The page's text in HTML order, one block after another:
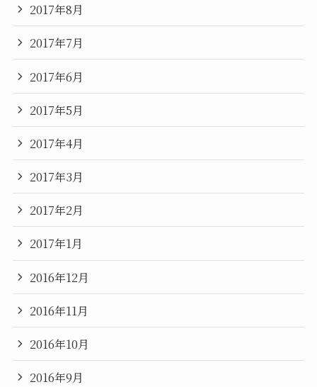
2017年8月
2017年7月
2017年6月
2017年5月
2017年4月
2017年3月
2017年2月
2017年1月
2016年12月
2016年11月
2016年10月
2016年9月